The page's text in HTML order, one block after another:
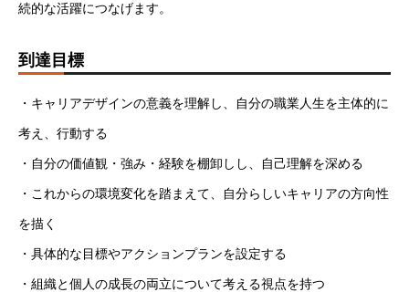
続的な活躍につなげます。
到達目標
・キャリアデザインの意義を理解し、自分の職業人生を主体的に
考え、行動する
・自分の価値観・強み・経験を棚卸しし、自己理解を深める
・これからの環境変化を踏まえて、自分らしいキャリアの方向性
を描く
・具体的な目標やアクションプランを設定する
・組織と個人の成長の両立について考える視点を持つ